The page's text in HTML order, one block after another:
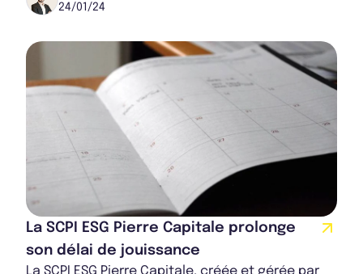
té...
24/01/24
La SCPI ESG Pierre Capitale prolonge
son délai de jouissance